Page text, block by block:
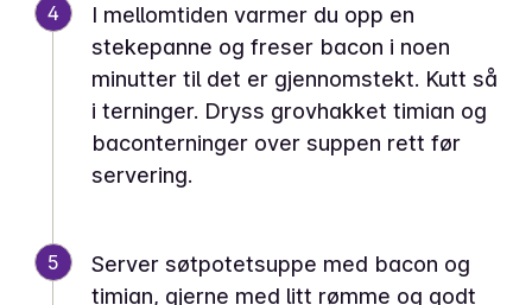
4
I mellomtiden varmer du opp en
stekepanne og freser bacon i noen
minutter til det er gjennomstekt. Kutt så
i terninger. Dryss grovhakket timian og
baconterninger over suppen rett før
servering.
5
Server søtpotetsuppe med bacon og
timian, gjerne med litt rømme og godt